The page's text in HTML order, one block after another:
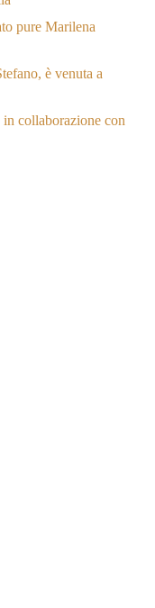
pure Marilena
è venuta a
collaborazione con